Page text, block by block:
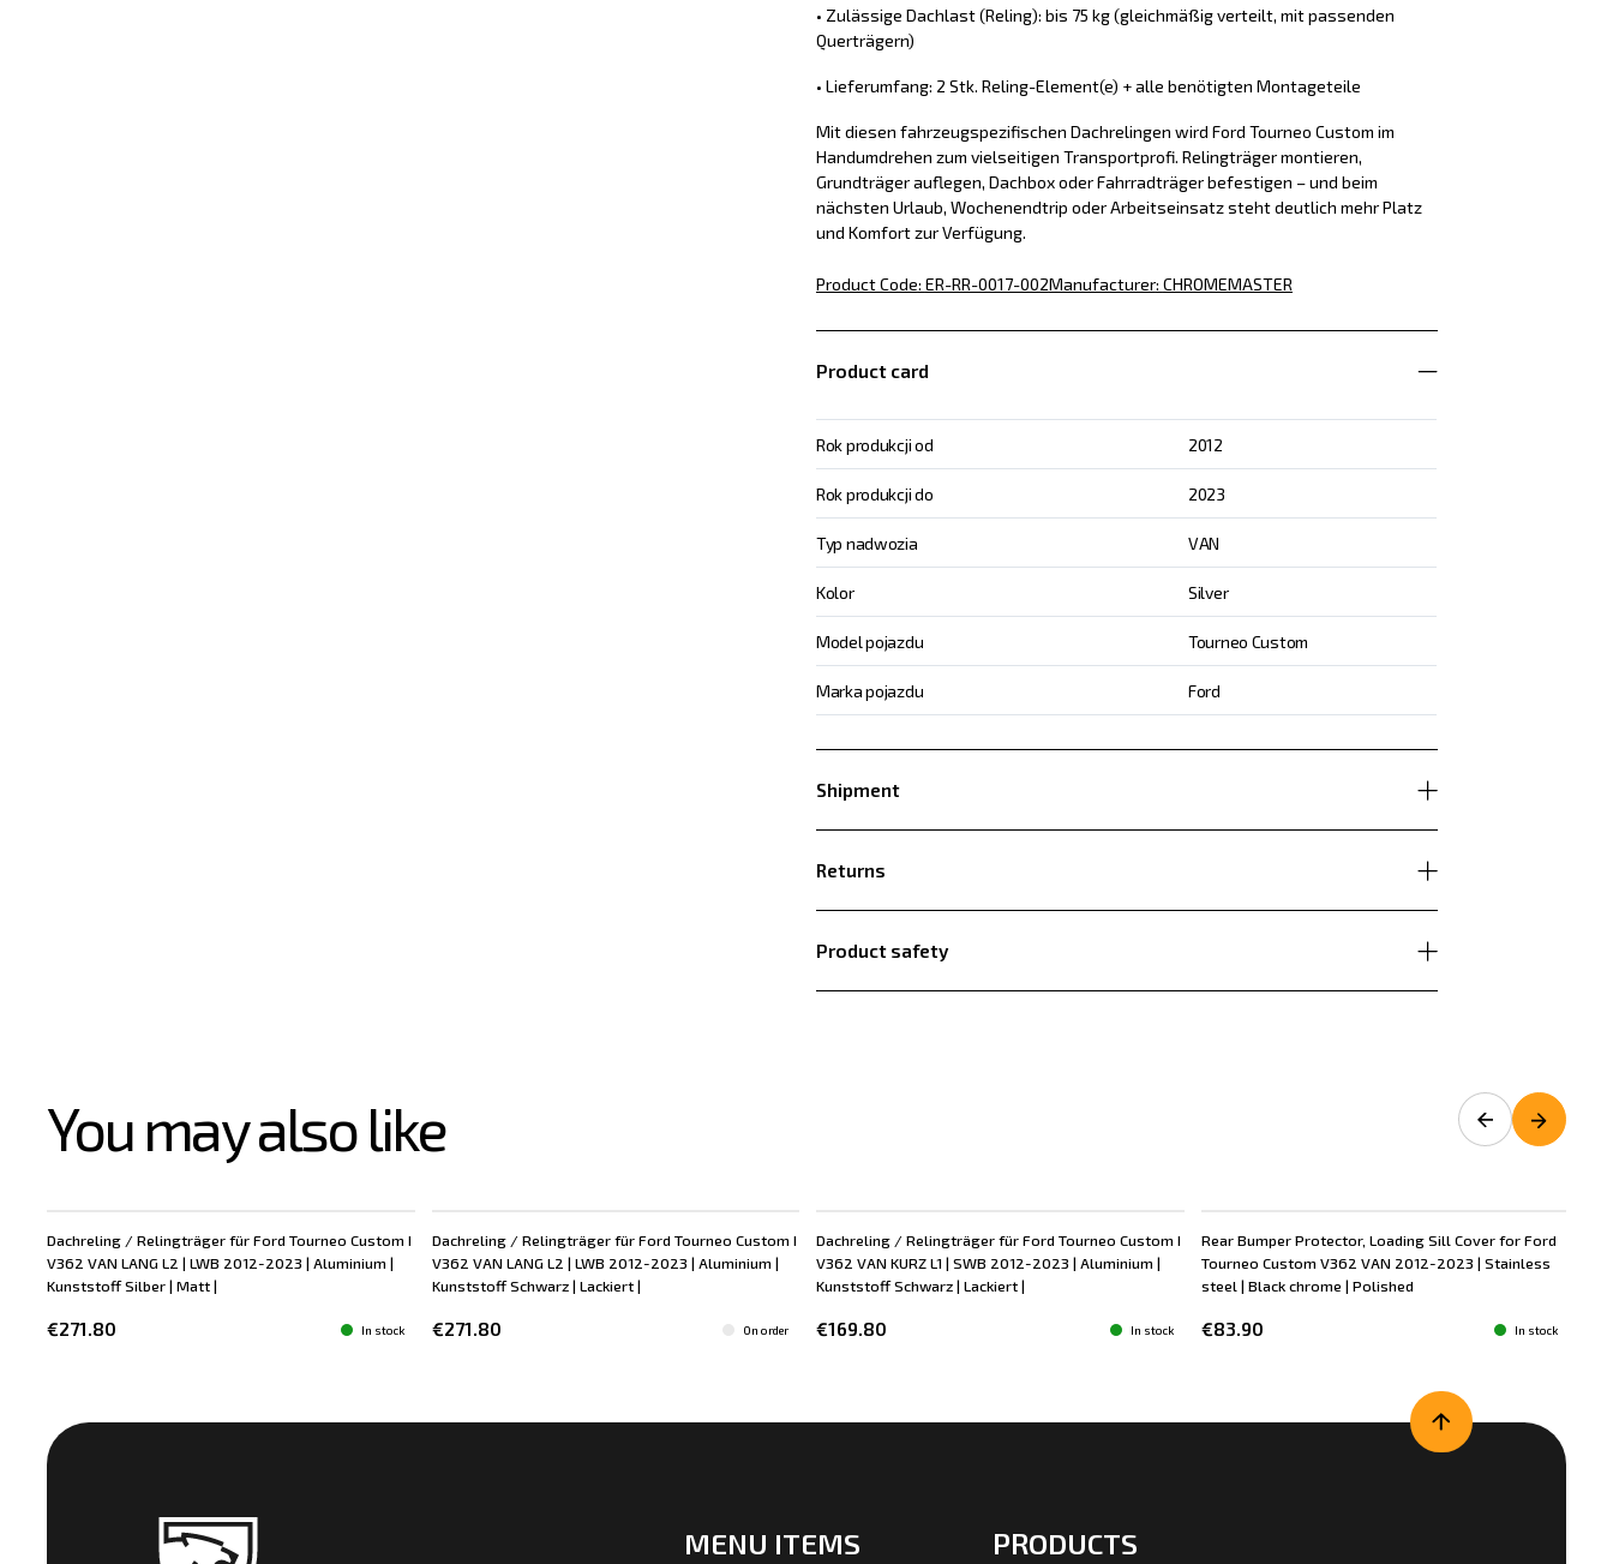
• Zulässige Dachlast (Reling): bis 75 kg (gleichmäßig verteilt, mit passenden
Querträgern)
• Lieferumfang: 2 Stk. Reling-Element(e) + alle benötigten Montageteile
Mit diesen fahrzeugspezifischen Dachrelingen wird Ford Tourneo Custom im
Handumdrehen zum vielseitigen Transportprofi. Relingträger montieren,
Grundträger auflegen, Dachbox oder Fahrradträger befestigen – und beim
nächsten Urlaub, Wochenendtrip oder Arbeitseinsatz steht deutlich mehr Platz
und Komfort zur Verfügung.
Product Code: ER-RR-0017-002Manufacturer: CHROMEMASTER
Product card
Rok produkcji od 2012
Rok produkcji do 2023
Typ nadwozia VAN
Kolor Silver
Model pojazdu Tourneo Custom
Marka pojazdu Ford
Shipment
Returns
Product safety
You may also like
Dachreling / Relingträger für Ford Tourneo Custom I
V362 VAN LANG L2 | LWB 2012-2023 | Aluminium |
Kunststoff Silber | Matt |
€271.80 In stock
Dachreling / Relingträger für Ford Tourneo Custom I
V362 VAN LANG L2 | LWB 2012-2023 | Aluminium |
Kunststoff Schwarz | Lackiert |
€271.80 On order
Dachreling / Relingträger für Ford Tourneo Custom I
V362 VAN KURZ L1 | SWB 2012-2023 | Aluminium |
Kunststoff Schwarz | Lackiert |
€169.80 In stock
Rear Bumper Protector, Loading Sill Cover for Ford
Tourneo Custom V362 VAN 2012-2023 | Stainless
steel | Black chrome | Polished
€83.90 In stock
MENU ITEMS PRODUCTS